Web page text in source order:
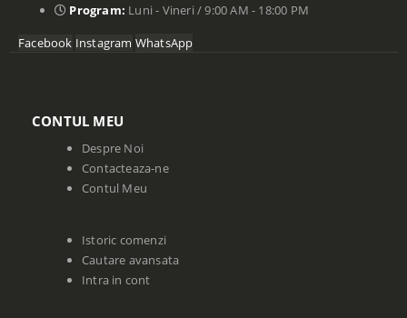
Program: Luni - Vineri / 9:00 AM - 18:00 PM
Facebook Instagram WhatsApp
CONTUL MEU
Despre Noi
Contacteaza-ne
Contul Meu
Istoric comenzi
Cautare avansata
Intra in cont